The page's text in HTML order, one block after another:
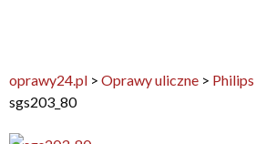
oprawy24.pl > Oprawy uliczne > Philips
sgs203_80